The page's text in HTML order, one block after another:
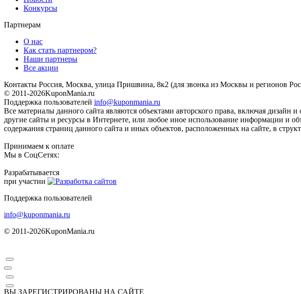
Конкурсы
Партнерам
О нас
Как стать партнером?
Наши партнеры
Все акции
Контакты Россия, Москва, улица Пришвина, 8к2 (для звонка из Москвы и регионов
© 2011-2026KuponMania.ru
Поддержка пользователей info@kuponmania.ru
Все материалы данного сайта являются объектами авторского права, включая
другие сайты и ресурсы в Интернете, или любое иное использование информации и
содержания страниц данного сайта и иных объектов, расположенных на сайте, в
Принимаем к оплате
Мы в СоцСетях:
Разрабатывается
при участии
Поддержка пользователей
info@kuponmania.ru
© 2011-2026KuponMania.ru
ВЫ ЗАРЕГИСТРИРОВАНЫ НА САЙТЕ